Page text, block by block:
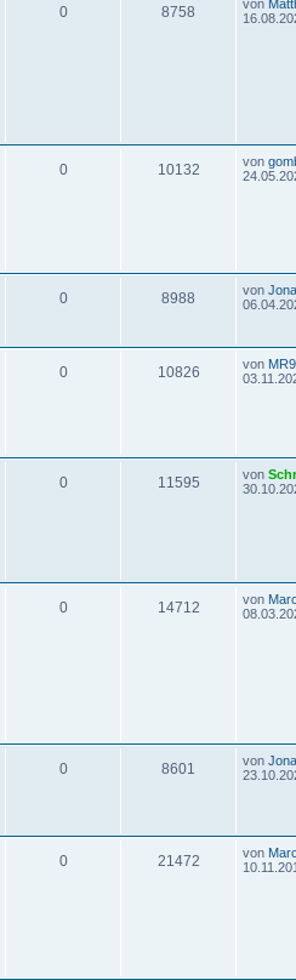
0 8758 von
0 10132 von
0 8988 von
0 10826 von
0 11595 von
0 14712 von
0 8601 von
0 21472 von